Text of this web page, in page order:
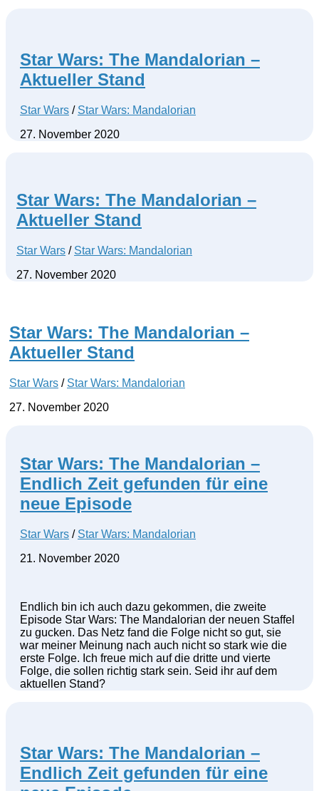
Star Wars: The Mandalorian –
Aktueller Stand
Star Wars / Star Wars: Mandalorian
27. November 2020
Star Wars: The Mandalorian –
Aktueller Stand
Star Wars / Star Wars: Mandalorian
27. November 2020
Star Wars: The Mandalorian –
Aktueller Stand
Star Wars / Star Wars: Mandalorian
27. November 2020
Star Wars: The Mandalorian –
Endlich Zeit gefunden für eine
neue Episode
Star Wars / Star Wars: Mandalorian
21. November 2020
Endlich bin ich auch dazu gekommen, die zweite
Episode Star Wars: The Mandalorian der neuen Staffel
zu gucken. Das Netz fand die Folge nicht so gut, sie
war meiner Meinung nach auch nicht so stark wie die
erste Folge. Ich freue mich auf die dritte und vierte
Folge, die sollen richtig stark sein. Seid ihr auf dem
aktuellen Stand?
Star Wars: The Mandalorian –
Endlich Zeit gefunden für eine